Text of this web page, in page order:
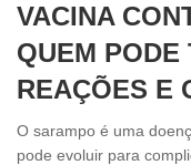
VACINA
QUEM PODE
REAÇÕES E
O sarampo é uma
pode evoluir para